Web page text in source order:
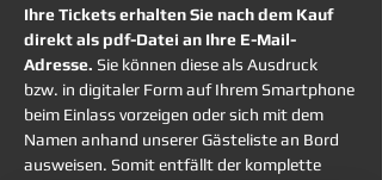
Ihre Tickets erhalten Sie nach dem Kauf
direkt als pdf-Datei an Ihre E-Mail-
Adresse. Sie können diese als Ausdruck
bzw. in digitaler Form auf Ihrem Smartphone
beim Einlass vorzeigen oder sich mit dem
Namen anhand unserer Gästeliste an Bord
ausweisen. Somit entfällt der komplette